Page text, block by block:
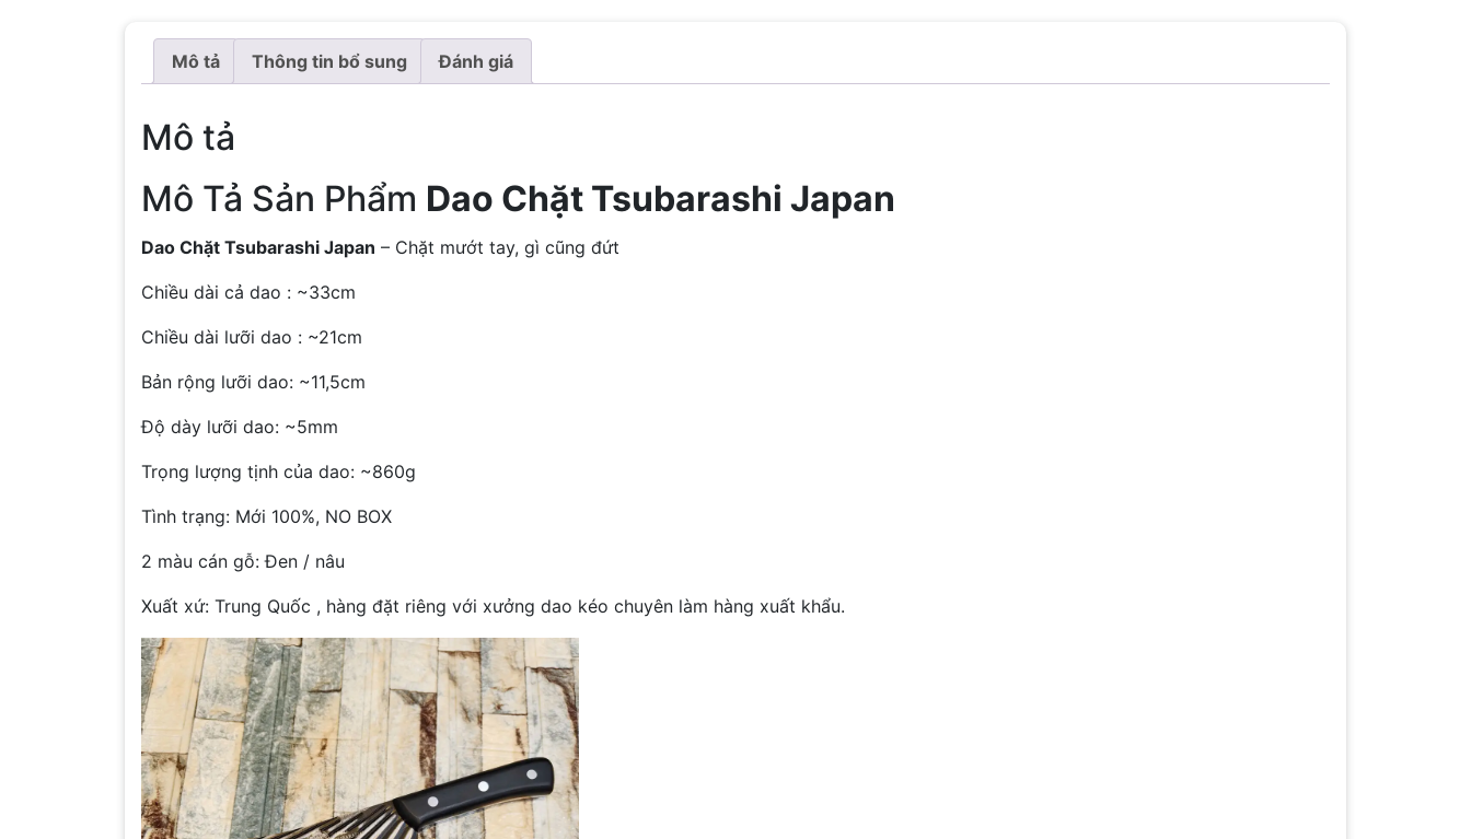
Mô tả Thông tin bổ sung Đánh giá
Mô tả
Mô Tả Sản Phẩm Dao Chặt Tsubarashi Japan
Dao Chặt Tsubarashi Japan – Chặt mướt tay, gì cũng đứt
Chiều dài cả dao : ~33cm
Chiều dài lưỡi dao : ~21cm
Bản rộng lưỡi dao: ~11,5cm
Độ dày lưỡi dao: ~5mm
Trọng lượng tịnh của dao: ~860g
Tình trạng: Mới 100%, NO BOX
2 màu cán gỗ: Đen / nâu
Xuất xứ: Trung Quốc , hàng đặt riêng với xưởng dao kéo chuyên làm hàng xuất khẩu.